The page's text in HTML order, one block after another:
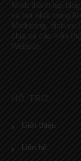
Mình thành lập
và hot nhất trong
Marketing, dịch vụ
chia sẻ các kiến
Website
HỖ TRỢ
Giới thiệu
Liên hệ